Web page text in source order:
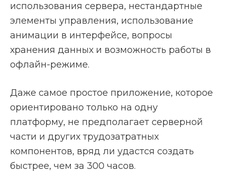
использования сервера, нестандартные
элементы управления, использование
анимации в интерфейсе, вопросы
хранения данных и возможность работы в
офлайн-режиме.
Даже самое простое приложение, которое
ориентировано только на одну
платформу, не предполагает серверной
части и других трудозатратных
компонентов, вряд ли удастся создать
быстрее, чем за 300 часов.